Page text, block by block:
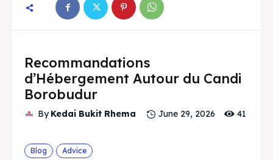
Recommandations
d’Hébergement Autour du Candi
Borobudur
By Kedai Bukit Rhema June 29, 2026 41
Blog Advice